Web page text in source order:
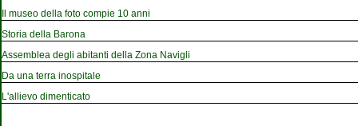
Il museo della foto compie 10 anni
Storia della Barona
Assemblea degli abitanti della Zona Navigli
Da una terra inospitale
L'allievo dimenticato